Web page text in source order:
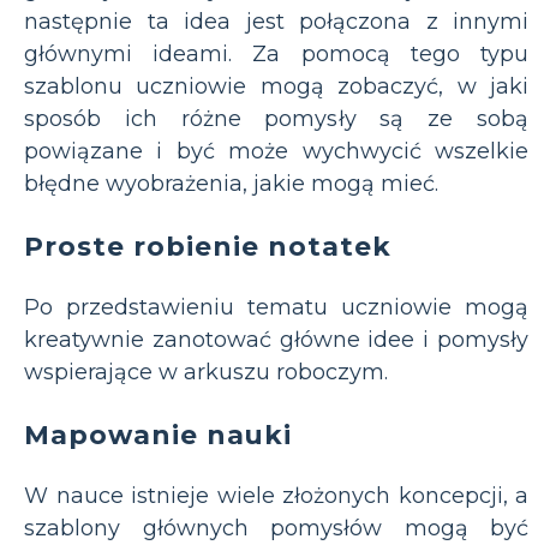
następnie ta idea jest połączona z innymi
głównymi ideami. Za pomocą tego typu
szablonu uczniowie mogą zobaczyć, w jaki
sposób ich różne pomysły są ze sobą
powiązane i być może wychwycić wszelkie
błędne wyobrażenia, jakie mogą mieć.
Proste robienie notatek
Po przedstawieniu tematu uczniowie mogą
kreatywnie zanotować główne idee i pomysły
wspierające w arkuszu roboczym.
Mapowanie nauki
W nauce istnieje wiele złożonych koncepcji, a
szablony głównych pomysłów mogą być